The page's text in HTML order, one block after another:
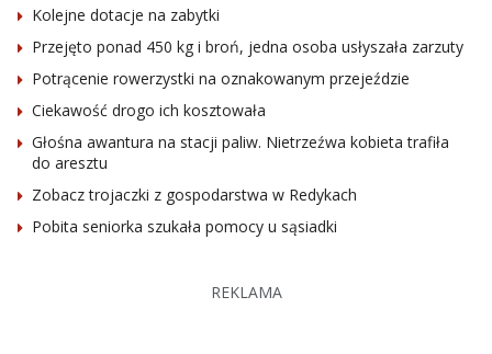
Kolejne dotacje na zabytki
Przejęto ponad 450 kg i broń, jedna osoba usłyszała zarzuty
Potrącenie rowerzystki na oznakowanym przejeździe
Ciekawość drogo ich kosztowała
Głośna awantura na stacji paliw. Nietrzeźwa kobieta trafiła
do aresztu
Zobacz trojaczki z gospodarstwa w Redykach
Pobita seniorka szukała pomocy u sąsiadki
REKLAMA